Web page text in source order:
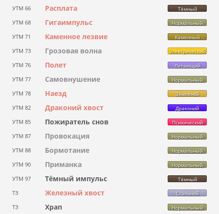
УТМ 66 Расплата Тёмный
УТМ 68 Гигаимпульс Нормальный
УТМ 71 Каменное лезвие Каменный
УТМ 73 Грозовая волна Электрический
УТМ 76 Полет Летающий
УТМ 77 Самовнушение Нормальный
УТМ 78 Наезд Земляной
УТМ 82 Драконий хвост Драконий
УТМ 85 Пожиратель снов Психический
УТМ 87 Провокация Нормальный
УТМ 88 Бормотание Нормальный
УТМ 90 Приманка Нормальный
УТМ 97 Тёмный импульс Тёмный
ТЗ Железный хвост Стальной
ТЗ Храп Нормальный